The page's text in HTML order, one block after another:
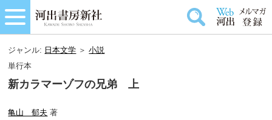
ジャンル: 日本文学 ＞小説
単行本
新カラマーゾフの兄弟 上
亀山 郁夫 著